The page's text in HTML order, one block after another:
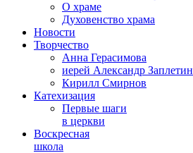
О храме
Духовенство храма
Новости
Творчество
Анна Герасимова
иерей Александр Заплетин
Кирилл Смирнов
Катехизация
Первые шаги
в церкви
Воскресная
школа